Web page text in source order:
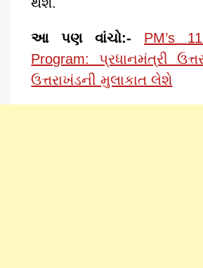
આ પણ વાંચો:-
PM’s
Program: પ્રધાનમંત્રી
ઉત્તરાખંડની મુલાકાત લેશે